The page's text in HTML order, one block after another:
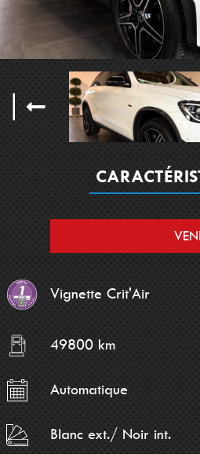
Vignette Crit'Air
49800 km
Automatique
Blanc ext./ Noir int.